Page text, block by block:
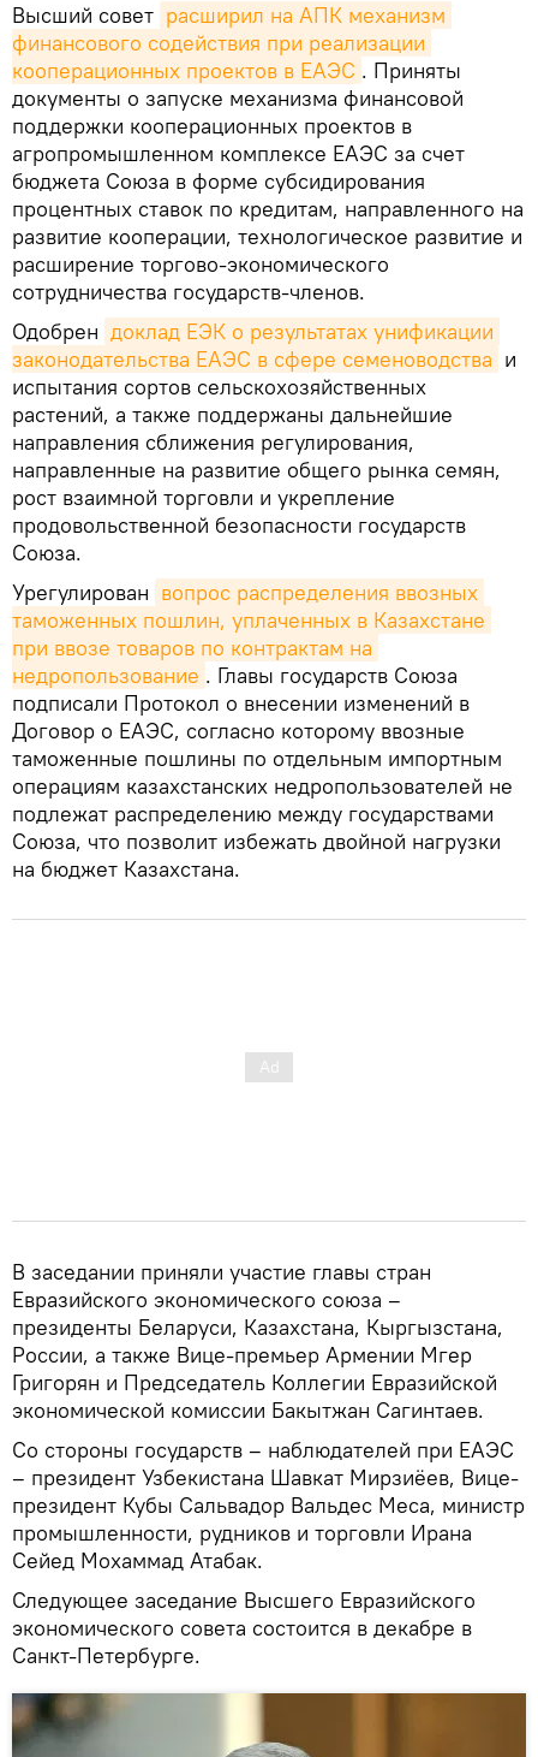
Высший совет расширил на АПК механизм
финансового содействия при реализации
кооперационных проектов в ЕАЭС . Приняты
документы о запуске механизма финансовой
поддержки кооперационных проектов в
агропромышленном комплексе ЕАЭС за счет
бюджета Союза в форме субсидирования
процентных ставок по кредитам, направленного на
развитие кооперации, технологическое развитие и
расширение торгово-экономического
сотрудничества государств-членов.
Одобрен доклад ЕЭК о результатах унификации
законодательства ЕАЭС в сфере семеноводства и
испытания сортов сельскохозяйственных
растений, а также поддержаны дальнейшие
направления сближения регулирования,
направленные на развитие общего рынка семян,
рост взаимной торговли и укрепление
продовольственной безопасности государств
Союза.
Урегулирован вопрос распределения ввозных
таможенных пошлин, уплаченных в Казахстане
при ввозе товаров по контрактам на
недропользование . Главы государств Союза
подписали Протокол о внесении изменений в
Договор о ЕАЭС, согласно которому ввозные
таможенные пошлины по отдельным импортным
операциям казахстанских недропользователей не
подлежат распределению между государствами
Союза, что позволит избежать двойной нагрузки
на бюджет Казахстана.
В заседании приняли участие главы стран
Евразийского экономического союза –
президенты Беларуси, Казахстана, Кыргызстана,
России, а также Вице-премьер Армении Мгер
Григорян и Председатель Коллегии Евразийской
экономической комиссии Бакытжан Сагинтаев.
Со стороны государств – наблюдателей при ЕАЭС
– президент Узбекистана Шавкат Мирзиёев, Вице-
президент Кубы Сальвадор Вальдес Меса, министр
промышленности, рудников и торговли Ирана
Сейед Мохаммад Атабак.
Следующее заседание Высшего Евразийского
экономического совета состоится в декабре в
Санкт-Петербурге.